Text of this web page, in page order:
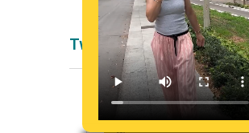
Twórczość Karola